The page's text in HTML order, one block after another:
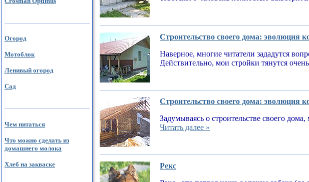
Огород
Мотоблок
Ленивый огород
Сад
Чем питаться
Что можно сделать из
домашнего молока
Хлеб на закваске
Строительство своего дома: эволюция
Наверное, многие читатели зададутся
Действительно, мои стройки тянутся
Строительство своего дома: эволюция
Задумываясь о строительстве своего
Читать далее »
Рекс